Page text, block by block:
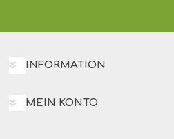
INFORMATION
MEIN KONTO